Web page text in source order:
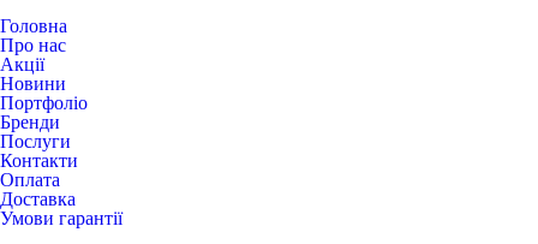
Головна
Про нас
Акції
Новини
Портфоліо
Бренди
Послуги
Контакти
Оплата
Доставка
Умови гарантії